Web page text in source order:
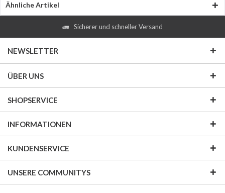
Ähnliche Artikel
Sicherer und schneller Versand
NEWSLETTER
ÜBER UNS
SHOPSERVICE
INFORMATIONEN
KUNDENSERVICE
UNSERE COMMUNITYS